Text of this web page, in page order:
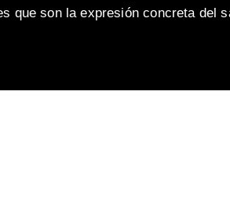
que son la expresión concreta del